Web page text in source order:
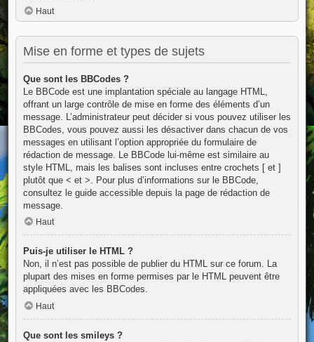
Haut
Mise en forme et types de sujets
Que sont les BBCodes ?
Le BBCode est une implantation spéciale au langage HTML,
offrant un large contrôle de mise en forme des éléments d’un
message. L’administrateur peut décider si vous pouvez utiliser les
BBCodes, vous pouvez aussi les désactiver dans chacun de vos
messages en utilisant l’option appropriée du formulaire de
rédaction de message. Le BBCode lui-même est similaire au
style HTML, mais les balises sont incluses entre crochets [ et ]
plutôt que < et >. Pour plus d’informations sur le BBCode,
consultez le guide accessible depuis la page de rédaction de
message.
Haut
Puis-je utiliser le HTML ?
Non, il n’est pas possible de publier du HTML sur ce forum. La
plupart des mises en forme permises par le HTML peuvent être
appliquées avec les BBCodes.
Haut
Que sont les smileys ?